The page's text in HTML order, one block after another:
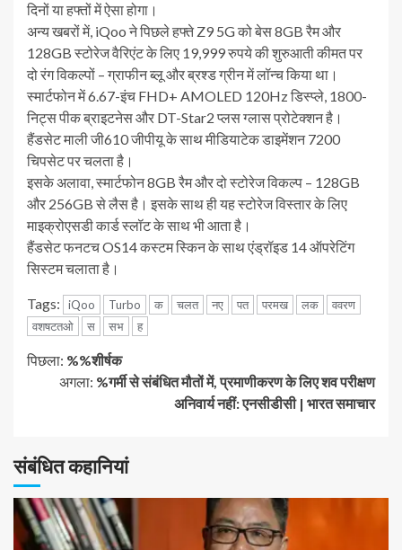
दिनों या हफ्तों में ऐसा होगा।
अन्य खबरों में, iQoo ने पिछले हफ्ते Z9 5G को बेस 8GB रैम और
128GB स्टोरेज वैरिएंट के लिए 19,999 रुपये की शुरुआती कीमत पर
दो रंग विकल्पों – ग्राफीन ब्लू और ब्रश्ड ग्रीन में लॉन्च किया था।
स्मार्टफोन में 6.67-इंच FHD+ AMOLED 120Hz डिस्प्ले, 1800-
निट्स पीक ब्राइटनेस और DT-Star2 प्लस ग्लास प्रोटेक्शन है।
हैंडसेट माली जी610 जीपीयू के साथ मीडियाटेक डाइमेंशन 7200
चिपसेट पर चलता है।
इसके अलावा, स्मार्टफोन 8GB रैम और दो स्टोरेज विकल्प – 128GB
और 256GB से लैस है। इसके साथ ही यह स्टोरेज विस्तार के लिए
माइक्रोएसडी कार्ड स्लॉट के साथ भी आता है।
हैंडसेट फनटच OS14 कस्टम स्किन के साथ एंड्रॉइड 14 ऑपरेटिंग
सिस्टम चलाता है।
Tags: iQoo Turbo क चलत नए पत परमख लक
ववरण
वशषटतओ
स सभ ह
जारी
रहे
हैं
पिछला: %%शीर्षक
अगला: %गर्मी से संबंधित मौतों में, प्रमाणीकरण के लिए शव परीक्षण
अनिवार्य नहीं: एनसीडीसी | भारत समाचार
संबंधित कहानियां